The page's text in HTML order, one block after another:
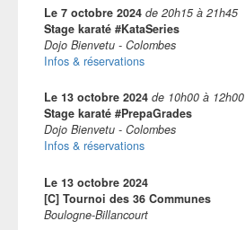
Le 7 octobre 2024 de 20h15à 21h45
Stage karaté #KataSeries
Dojo Bienvetu - Colombes
Infos & réservations
Le 13 octobre 2024 de 10h00 à 12h00
Stage karaté #PrepaGrades
Dojo Bienvetu - Colombes
Infos & réservations
Le 13 octobre 2024
[C] Tournoi des 36 Communes
Boulogne-Billancourt